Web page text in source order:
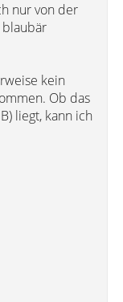
nur von der
kein
Ob das
liegt, kann ich